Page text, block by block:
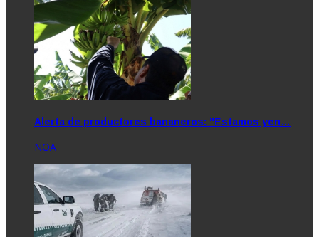
Alerta de productores bananeros: "Estamos yen…
NOA